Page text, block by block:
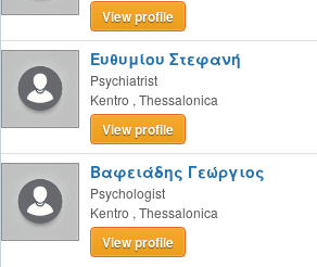
View profile
Ευθυμίου Στεφανή
Psychiatrist
Kentro , Thessalonica
View profile
Βαφειάδης Γεώργιος
Psychologist
Kentro , Thessalonica
View profile